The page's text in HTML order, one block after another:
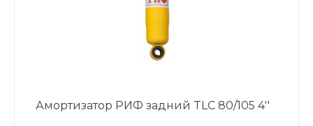
Амортизатор РИФ задний TLC 80/105 4''